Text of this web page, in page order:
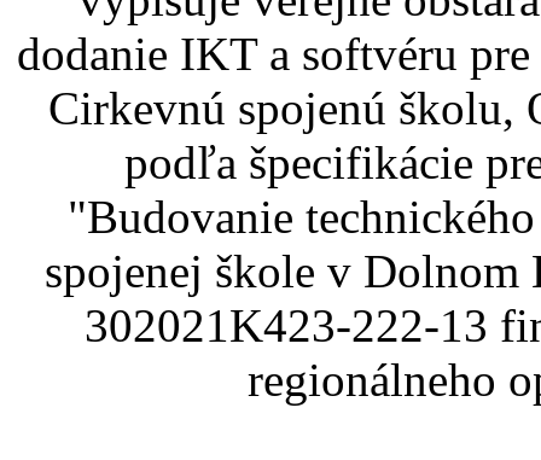
dodanie IKT a softvéru
Cirkevnú spojenú školu,
podľa špecifikácie
"Budovanie
spojenej škole v
302021K423-222-13
regionálneho